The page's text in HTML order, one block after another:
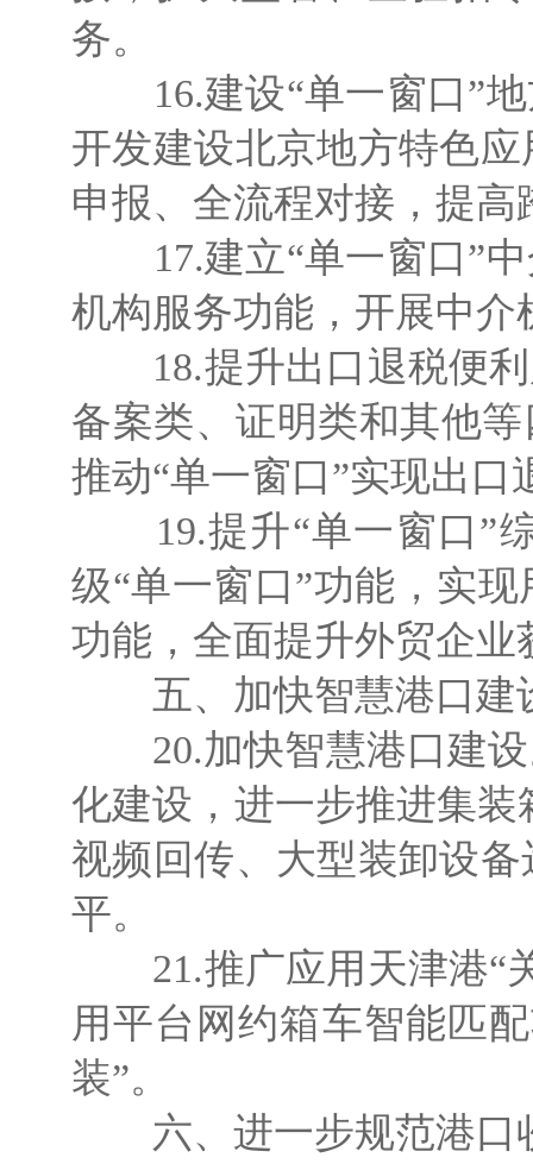
务。
16.建设“单一窗口”地
开发建设北京地方特色
申报、全流程对接，提
17.建立“单一窗口”中
机构服务功能，开展中
18.提升出口退税便利
备案类、证明类和其他
推动“单一窗口”实现出
19.提升“单一窗口”综
级“单一窗口”功能，实
功能，全面提升外贸企业
五、加快智慧港口建
20.加快智慧港口建设
化建设，进一步推进集
视频回传、大型装卸设
平。
21.推广应用天津港“关
用平台网约箱车智能匹
装”。
六、进一步规范港口